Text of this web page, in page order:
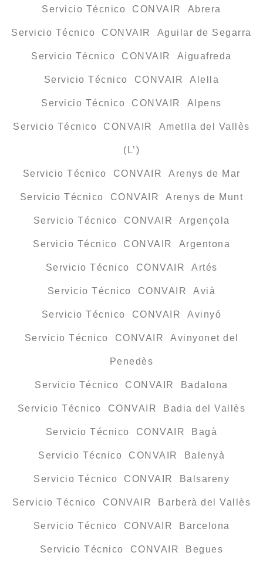
Servicio Técnico CONVAIR Abrera
Servicio Técnico CONVAIR Aguilar de Segarra
Servicio Técnico CONVAIR Aiguafreda
Servicio Técnico CONVAIR Alella
Servicio Técnico CONVAIR Alpens
Servicio Técnico CONVAIR Ametlla del Vallès
(L’)
Servicio Técnico CONVAIR Arenys de Mar
Servicio Técnico CONVAIR Arenys de Munt
Servicio Técnico CONVAIR Argençola
Servicio Técnico CONVAIR Argentona
Servicio Técnico CONVAIR Artés
Servicio Técnico CONVAIR Avià
Servicio Técnico CONVAIR Avinyó
Servicio Técnico CONVAIR Avinyonet del
Penedès
Servicio Técnico CONVAIR Badalona
Servicio Técnico CONVAIR Badia del Vallès
Servicio Técnico CONVAIR Bagà
Servicio Técnico CONVAIR Balenyà
Servicio Técnico CONVAIR Balsareny
Servicio Técnico CONVAIR Barberà del Vallès
Servicio Técnico CONVAIR Barcelona
Servicio Técnico CONVAIR Begues